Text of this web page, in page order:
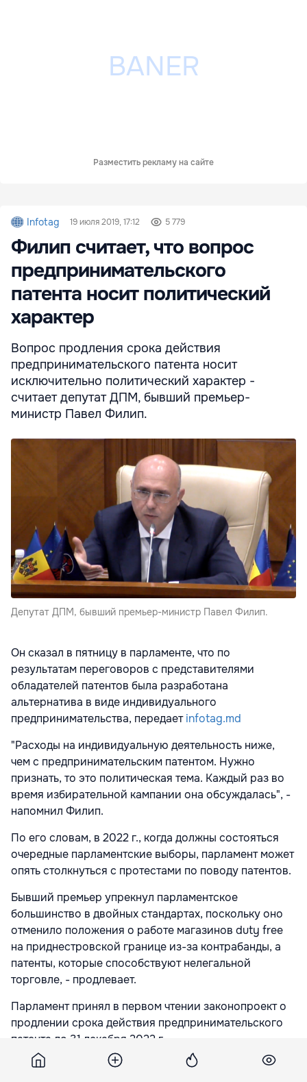
Разместить рекламу на сайте
Infotag 19 июля 2019, 17:12 5 779
Филип считает, что вопрос
предпринимательского
патента носит политический
характер
Вопрос продления срока действия
предпринимательского патента носит
исключительно политический характер -
считает депутат ДПМ, бывший премьер-
министр Павел Филип.
Депутат ДПМ, бывший премьер-министр Павел Филип.
Он сказал в пятницу в парламенте, что по
результатам переговоров с представителями
обладателей патентов была разработана
альтернатива в виде индивидуального
предпринимательства, передаетinfotag.md
"Расходы на индивидуальную деятельность ниже,
чем с предпринимательским патентом. Нужно
признать, то это политическая тема. Каждый раз во
время избирательной кампании она обсуждалась", -
напомнил Филип.
По его словам, в 2022 г., когда должны состояться
очередные парламентские выборы, парламент может
опять столкнуться с протестами по поводу патентов.
Бывший премьер упрекнул парламентское
большинство в двойных стандартах, поскольку оно
отменило положения о работе магазинов duty free
на приднестровской границе из-за контрабанды, а
патенты, которые способствуют нелегальной
торговле, - продлевает.
Парламент принял в первом чтении законопроект о
продлении срока действия предпринимательского
патента до 31 декабря 2022 г.